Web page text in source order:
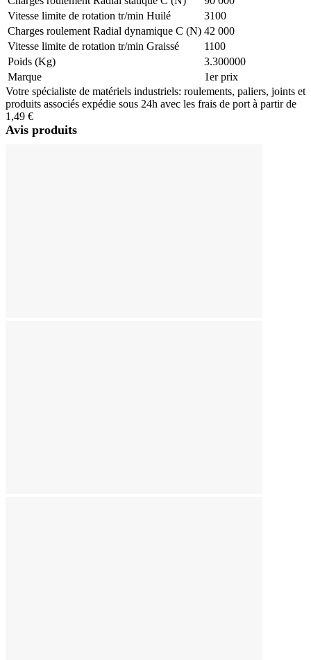
Vitesse limite de rotation tr/min Huilé
3100
Charges roulement Radial dynamique C (N) 42 000
Vitesse limite de rotation tr/min Graissé
1100
Poids (Kg)
3.300000
Marque
1er prix
Votre spécialiste de matériels industriels: roulements, paliers, joints et
produits associés expédie sous 24h avec les frais de port à partir de
1,49 €
Avis produits